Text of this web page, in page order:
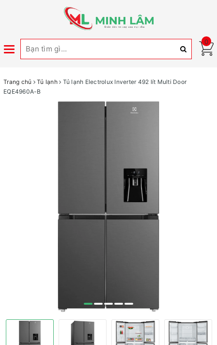
Toggle
0
Trang chủ Tủ lạnh
Tủ lạnh Electrolux Inverter 492 lít Multi Door
EQE4960A-B